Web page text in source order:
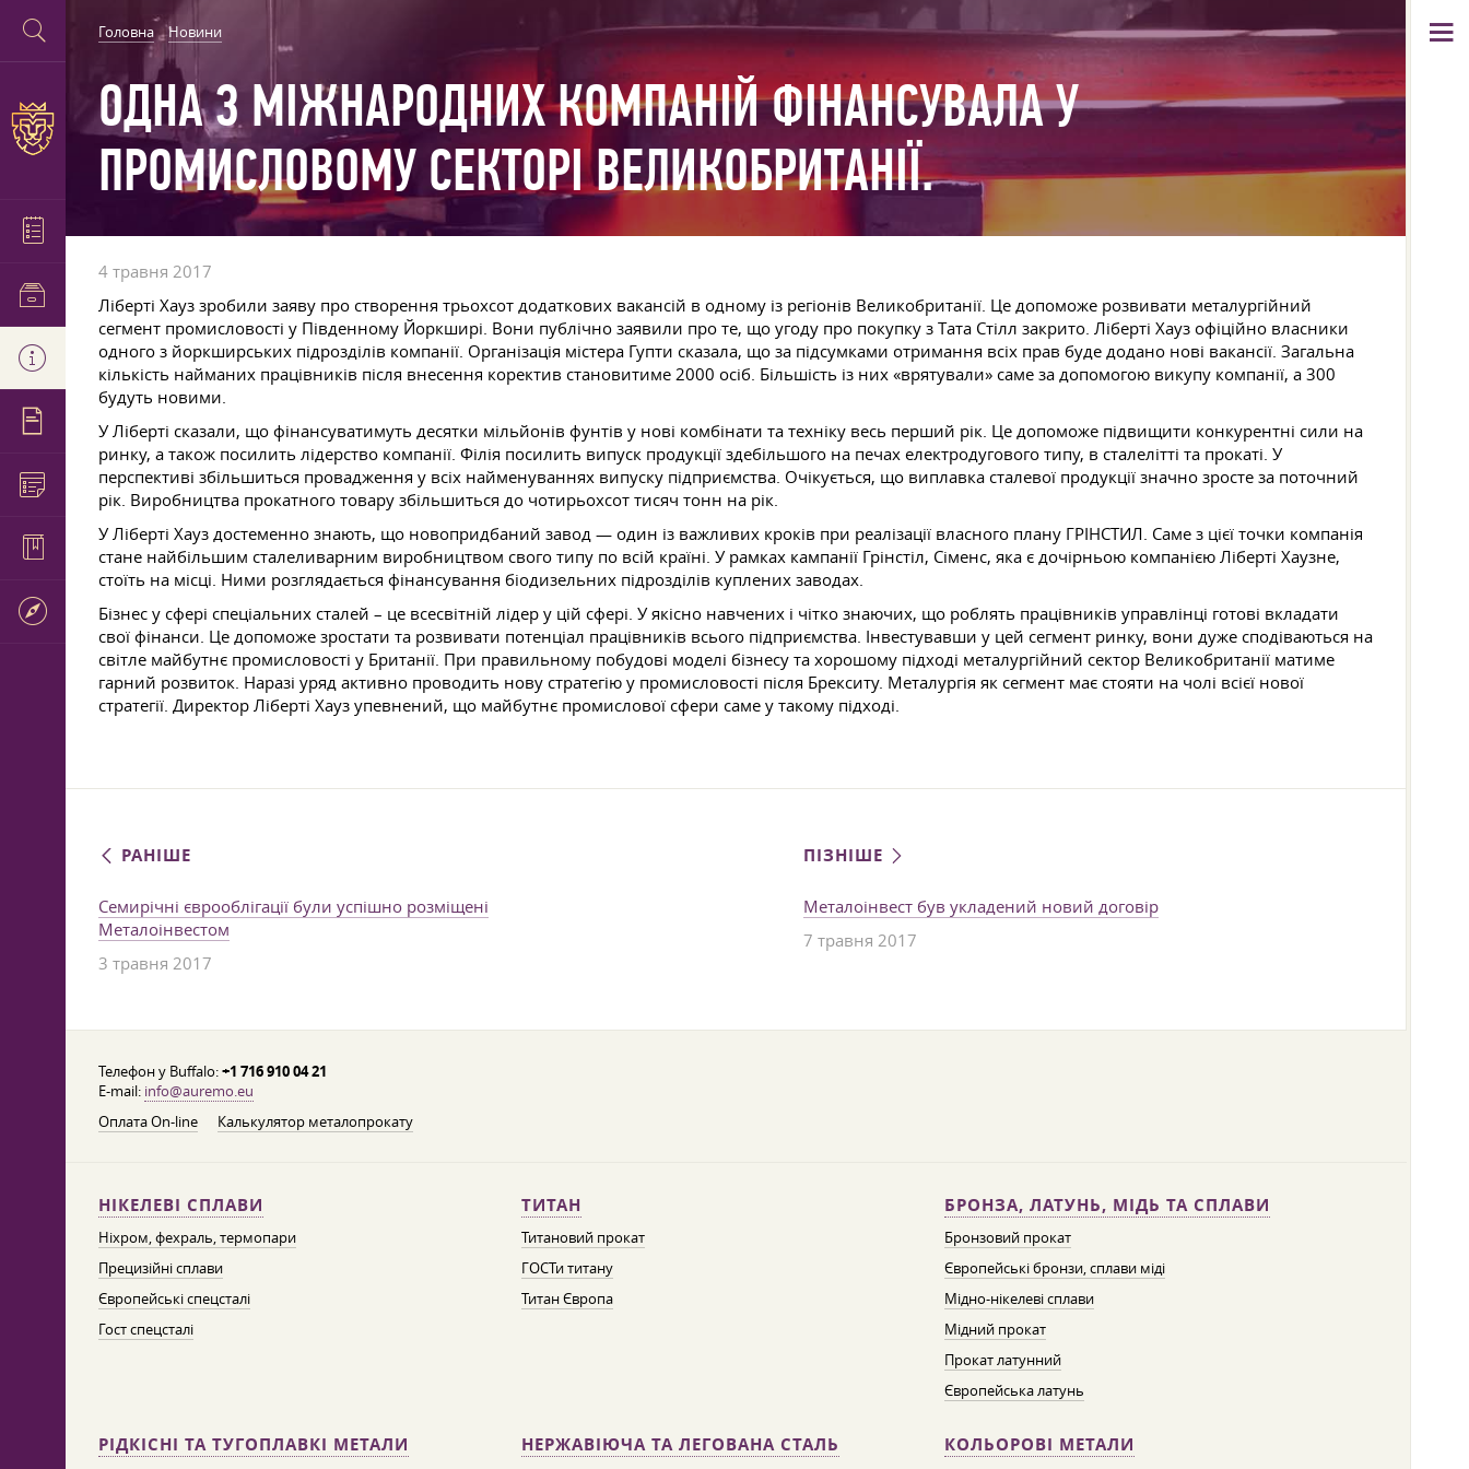
Головна Новини
ОДНА З МІЖНАРОДНИХ КОМПАНІЙ ФІНАНСУВАЛА У
ПРОМИСЛОВОМУ СЕКТОРІ ВЕЛИКОБРИТАНІЇ.
4 травня 2017
Ліберті Хауз зробили заяву про створення трьохсот додаткових вакансій в одному із регіонів Великобританії. Це допоможе розвивати металургійний
сегмент промисловості у Південному Йоркширі. Вони публічно заявили про те, що угоду про покупку з Тата Стілл закрито. Ліберті Хауз офіційно власники
одного з йоркширських підрозділів компанії. Організація містера Гупти сказала, що за підсумками отримання всіх прав буде додано нові вакансії. Загальна
кількість найманих працівників після внесення коректив становитиме 2000 осіб. Більшість із них «врятували» саме за допомогою викупу компанії, а 300
будуть новими.
У Ліберті сказали, що фінансуватимуть десятки мільйонів фунтів у нові комбінати та техніку весь перший рік. Це допоможе підвищити конкурентні сили на
ринку, а також посилить лідерство компанії. Філія посилить випуск продукції здебільшого на печах електродугового типу, в сталелітті та прокаті. У
перспективі збільшиться провадження у всіх найменуваннях випуску підприємства. Очікується, що виплавка сталевої продукції значно зросте за поточний
рік. Виробництва прокатного товару збільшиться до чотирьохсот тисяч тонн на рік.
У Ліберті Хауз достеменно знають, що новопридбаний завод — один із важливих кроків при реалізації власного плану ГРІНСТИЛ. Саме з цієї точки компанія
стане найбільшим сталеливарним виробництвом свого типу по всій країні. У рамках кампанії Грінстіл, Сіменс, яка є дочірньою компанією Ліберті Хаузне,
стоїть на місці. Ними розглядається фінансування біодизельних підрозділів куплених заводах.
Бізнес у сфері спеціальних сталей – це всесвітній лідер у цій сфері. У якісно навчених і чітко знаючих, що роблять працівників управлінці готові вкладати
свої фінанси. Це допоможе зростати та розвивати потенціал працівників всього підприємства. Інвестувавши у цей сегмент ринку, вони дуже сподіваються на
світле майбутнє промисловості у Британії. При правильному побудові моделі бізнесу та хорошому підході металургійний сектор Великобританії матиме
гарний розвиток. Наразі уряд активно проводить нову стратегію у промисловості після Брекситу. Металургія як сегмент має стояти на чолі всієї нової
стратегії. Директор Ліберті Хауз упевнений, що майбутнє промислової сфери саме у такому підході.
РАНІШЕ
Семирічні єврооблігації були успішно розміщені
Металоінвестом
3 травня 2017
ПІЗНІШЕ
Металоінвест був укладений новий договір
7 травня 2017
Телефон у Buffalo:+1 716 910 04 21
E-mail: info@auremo.eu
Оплата On-line
Калькулятор металопрокату
НІКЕЛЕВІ СПЛАВИ
Ніхром, фехраль, термопари
Прецизійні сплави
Європейські спецсталі
Гост спецсталі
ТИТАН
Титановий прокат
ГОСТи титану
Титан Європа
БРОНЗА, ЛАТУНЬ, МІДЬ ТА СПЛАВИ
Бронзовий прокат
Європейські бронзи, сплави міді
Мідно-нікелеві сплави
Мідний прокат
Прокат латунний
Європейська латунь
РІДКІСНІ ТА ТУГОПЛАВКІ МЕТАЛИ НЕРЖАВІЮЧА ТА ЛЕГОВАНА СТАЛЬ КОЛЬОРОВІ МЕТАЛИ